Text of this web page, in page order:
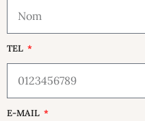
TEL
E-MAIL